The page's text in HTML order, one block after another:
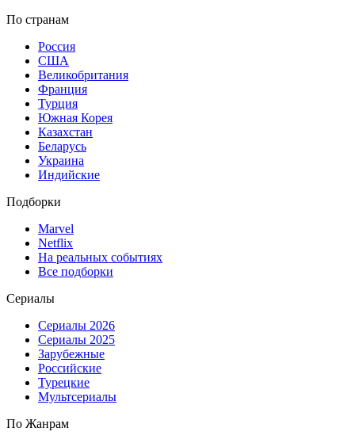
По странам
Россия
США
Великобритания
Франция
Турция
Южная Корея
Казахстан
Беларусь
Украина
Индийские
Подборки
Marvel
Netflix
На реальных событиях
Все подборки
Сериалы
Сериалы 2026
Сериалы 2025
Зарубежные
Российские
Турецкие
Мультсериалы
По Жанрам